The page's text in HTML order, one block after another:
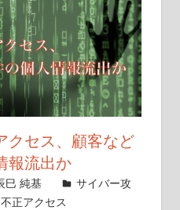
クセス、顧客など
報流出か
巳 純基
サイバー攻
不正アクセス